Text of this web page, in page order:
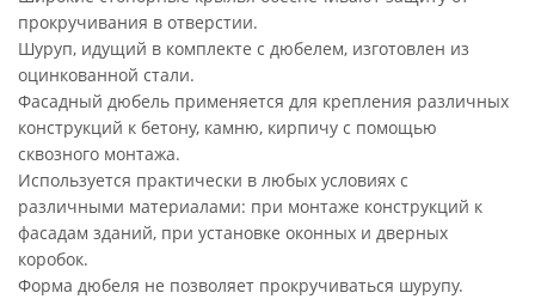
прокручивания в отверстии.
Шуруп, идущий в комплекте с дюбелем, изготовлен из
оцинкованной стали.
Фасадный дюбель применяется для крепления различных
конструкций к бетону, камню, кирпичу с помощью
сквозного монтажа.
Используется практически в любых условиях с
различными материалами: при монтаже конструкций к
фасадам зданий, при установке оконных и дверных
коробок.
Форма дюбеля не позволяет прокручиваться шурупу.